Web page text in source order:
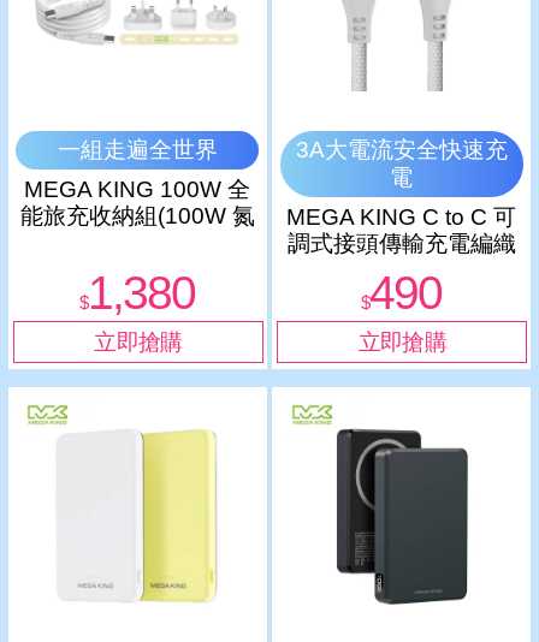
一組走遍全世界
MEGA KING 100W 全
能旅充收納組(100W 氮
$1,380
3A大電流安全快速充
電
MEGA KING C to C 可
調式接頭傳輸充電編織
$490